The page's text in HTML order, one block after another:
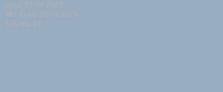
Créé: 29-01-2022
Mis à jour: 29-01-2022
Succès: 14